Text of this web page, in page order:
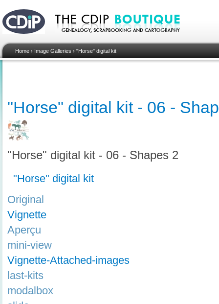
Home › Image Galleries › "Horse" digital kit
"Horse" digital kit - 06 -
"Horse" digital kit - 06 - Shapes 2
"Horse" digital kit
Original
Vignette
Aperçu
mini-view
Vignette-Attached-images
last-kits
modalbox